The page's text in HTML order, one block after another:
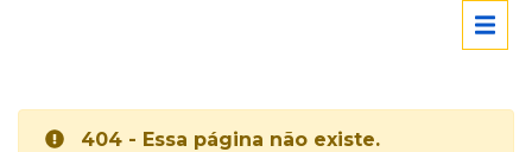
404 - Essa página não existe.